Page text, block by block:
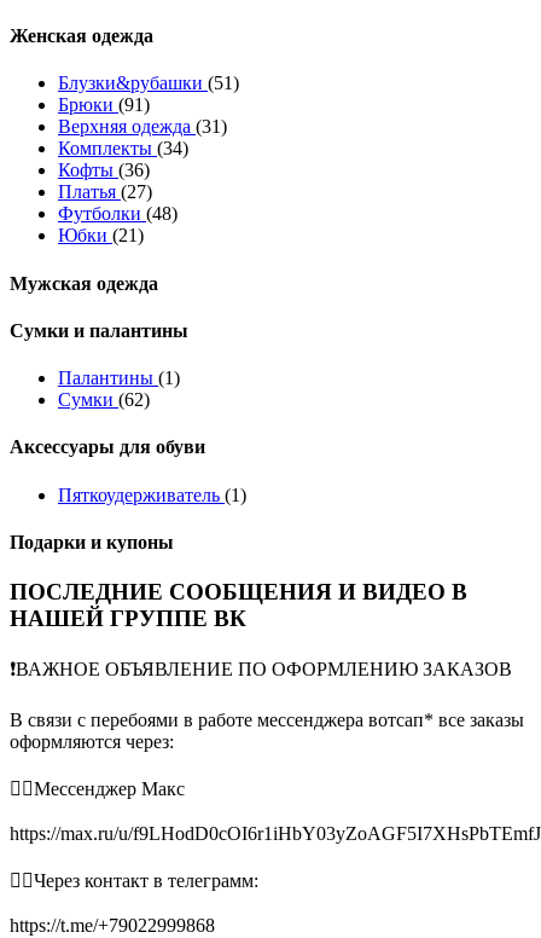
Женская одежда
Блузки&рубашки (51)
Брюки (91)
Верхняя одежда (31)
Комплекты (34)
Кофты (36)
Платья (27)
Футболки (48)
Юбки (21)
Мужская одежда
Сумки и палантины
Палантины (1)
Сумки (62)
Аксессуары для обуви
Пяткоудерживатель (1)
Подарки и купоны
ПОСЛЕДНИЕ СООБЩЕНИЯ И ВИДЕО В
НАШЕЙ ГРУППЕ ВК
❗️ВАЖНОЕ ОБЪЯВЛЕНИЕ ПО ОФОРМЛЕНИЮ ЗАКАЗОВ
В связи с перебоями в работе мессенджера вотсап* все заказы
оформляются через:
👉🏻Мессенджер Макс
https://max.ru/u/
👉🏻Через контакт в телеграмм:
https://t.me/+79022999868